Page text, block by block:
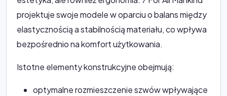
projektuje swoje modele w oparciu o balans między
elastycznością a stabilnością materiału, co wpływa
bezpośrednio na komfort użytkowania.
Istotne elementy konstrukcyjne obejmują:
optymalne rozmieszczenie szwów wpływające